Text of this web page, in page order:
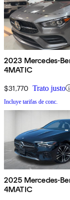
2023 Mercedes-
4MATIC
$31,770 Trato justo
Incluye tarifas de conc.
2025 Mercedes-
4MATIC